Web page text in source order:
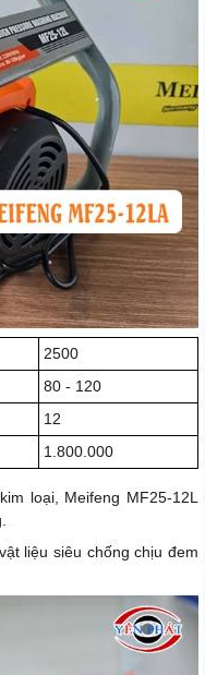
2500
80 - 120
12
1.800.000
loại, Meifeng MF25-12L
liệu siêu chống chịu đem